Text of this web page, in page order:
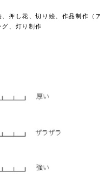
押し花、切り絵、作品制作（
、灯り制作